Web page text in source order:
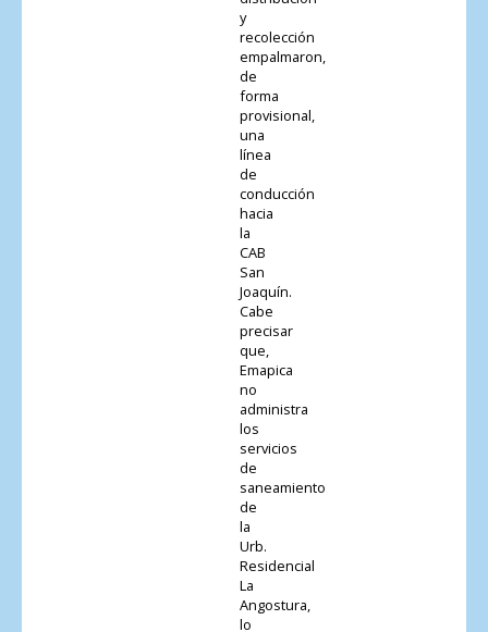
y
recolección
empalmaron,
de
forma
provisional,
una
línea
de
conducción
hacia
la
CAB
San
Joaquín.
Cabe
precisar
que,
Emapica
no
administra
los
servicios
de
saneamiento
de
la
Urb.
Residencial
La
Angostura,
lo